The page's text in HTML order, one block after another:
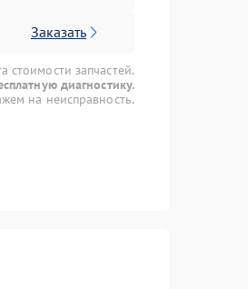
Заказать
стоимости запчастей.
диагностику.
на неисправность.